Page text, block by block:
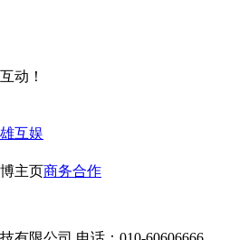
动！
互娱
主页商务合作